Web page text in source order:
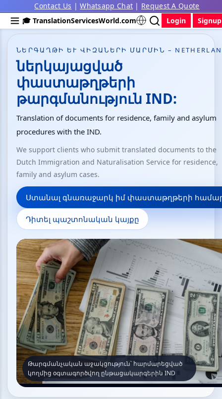
Contact Us |Whatsapp Chat | Request A Quote
🎓 TranslationServicesWorld.com
Login Signup
ՆԵՐԳԱՂԹԻ ԵՒ ՎԻԶԱՆԵՐԻ ՄԱՐՄԻՆ –
ներկայացված
փաստաթղթերի
թարգմանություն IND:
Translation of documents for residence, family and asylum
procedures with the IND.
We support clients who submit translated documents to the
Dutch Immigration and Naturalisation Service for residence,
family and asylum cases.
Ստանալ գնառաջարկ իմ փաստաթղթերի
Դիտել պաշտոնական կայքը
Թարգմանչական աջակցություն՝ հարմարեցված
կողմից օգտագործվող ընթացակարգերին IND